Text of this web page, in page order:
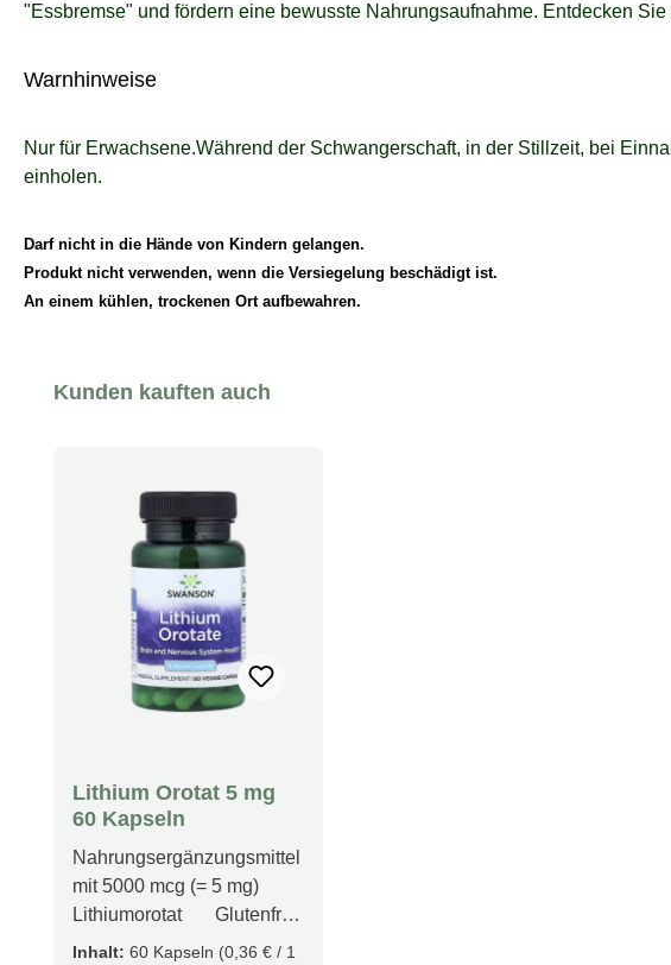
"Essbremse" und fördern eine bewusste Nahrungsaufnahme. Entdecken
Warnhinweise
Nur für Erwachsene.Während der Schwangerschaft, in der Stillzeit, bei
einholen.
Darf nicht in die Hände von Kindern gelangen.
Produkt nicht verwenden, wenn die Versiegelung beschädigt ist.
An einem kühlen, trockenen Ort aufbewahren.
Produktgalerie überspringen
Kunden kauften auch
Lithium Orotat 5 mg
60 Kapseln
Nahrungsergänzungsmittel
mit 5000 mcg (= 5 mg)
Lithiumorotat Glutenfrei
(„Gluten
Inhalt: 60 Kapseln (0,36 € / 1